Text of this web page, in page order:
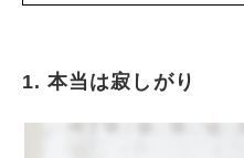
気がきつい反面心は弱
1. 本当は寂しがり